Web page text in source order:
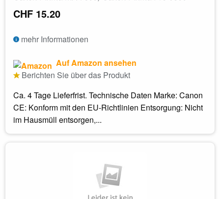
CHF 15.20
mehr Informationen
Auf Amazon ansehen
Berichten Sie über das Produkt
Ca. 4 Tage Lieferfrist. Technische Daten Marke: Canon
CE: Konform mit den EU-Richtlinien Entsorgung: Nicht
im Hausmüll entsorgen,...